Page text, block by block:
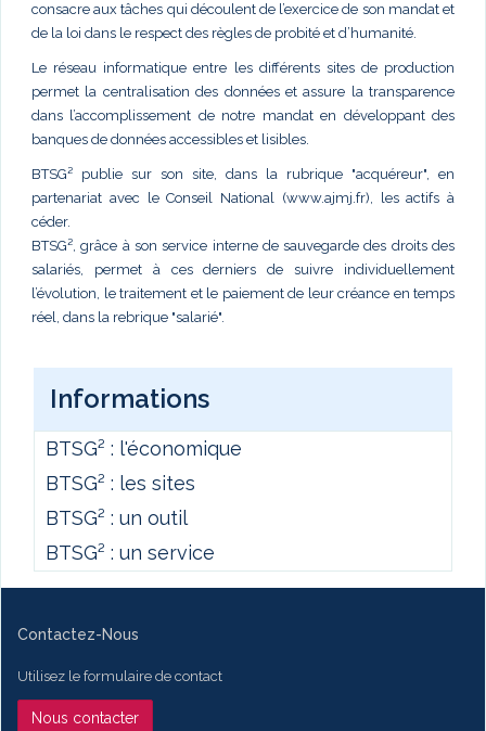
consacre aux tâches qui découlent de l’exercice de son mandat et
de la loi dans le respect des règles de probité et d’humanité.
Le réseau informatique entre les différents sites de production
permet la centralisation des données et assure la transparence
dans l’accomplissement de notre mandat en développant des
banques de données accessibles et lisibles.
BTSG² publie sur son site, dans la rubrique "acquéreur", en
partenariat avec le Conseil National (www.ajmj.fr), les actifs à
céder.
BTSG², grâce à son service interne de sauvegarde des droits des
salariés, permet à ces derniers de suivre individuellement
l’évolution, le traitement et le paiement de leur créance en temps
réel, dans la rebrique "salarié".
Informations
BTSG² : l'économique
BTSG² : les sites
BTSG² : un outil
BTSG² : un service
Contactez-Nous
Utilisez le formulaire de contact
Nous contacter